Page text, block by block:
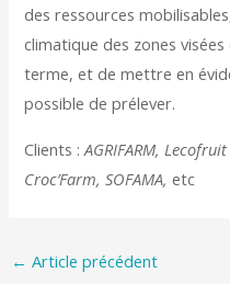
des ressources
climatique des zones
terme, et de mettre en
possible de prélever.
Clients :AGRIFARM,
Croc’Farm, SOFAMA, etc
← Article précédent